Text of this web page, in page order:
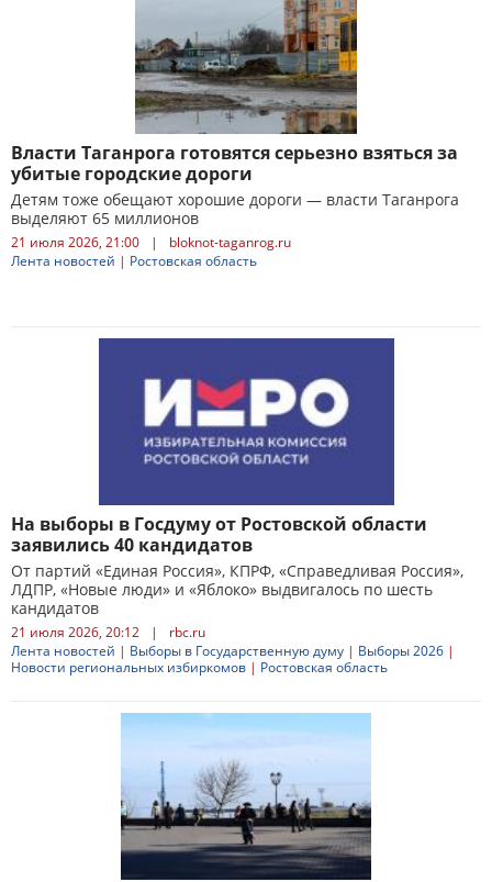
Власти Таганрога готовятся серьезно взяться за
убитые городские дороги
Детям тоже обещают хорошие дороги — власти Таганрога
выделяют 65 миллионов
21 июля 2026, 21:00 |
bloknot-taganrog.ru
Лента новостей | Ростовская область
На выборы в Госдуму от Ростовской области
заявились 40 кандидатов
От партий «Единая Россия», КПРФ, «Справедливая Россия»,
ЛДПР, «Новые люди» и «Яблоко» выдвигалось по шесть
кандидатов
21 июля 2026, 20:12 |
rbc.ru
Лента новостей | Выборы в Государственную думу | Выборы 2026 |
Новости региональных избиркомов | Ростовская область